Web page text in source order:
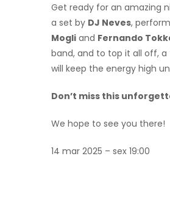
Get ready for an amazing
a set by DJ Neves,
Mogli and Fernando
band, and to top it all off,
will keep the energy high
Don’t miss this
We hope to see you there!
14 mar 2025 – sex 19:00